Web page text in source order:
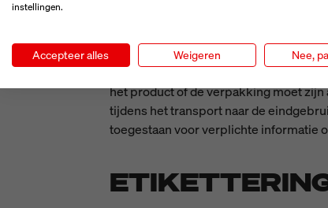
Naam en contactgegevens van
Alle relevante markeringen en
Daarnaast zijn ook de fysieke
het product of de verpakking moet
tijdens het transport naar de
toegestaan voor verplichte informatie
instellingen.
Accepteer alles Weigeren Nee,